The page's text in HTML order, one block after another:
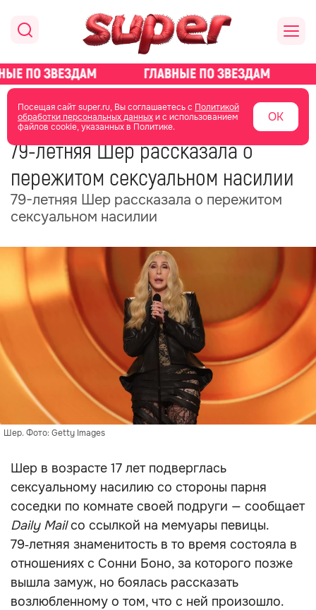
Посещая сайт super.ru, Вы соглашаетесь с Политикой
обработки персональных данныхи с использованием
файлов cookie, указанных в Политике.
ОК
главная новости о звездах новости
10 февраля 20:29
79-летняя Шер рассказала о
пережитом сексуальном насилии
79-летняя Шер рассказала о пережитом
сексуальном насилии
Шер. Фото: Getty Images
Шер в возрасте 17 лет подверглась
сексуальному насилию со стороны парня
соседки по комнате своей подруги — сообщает
Daily Mailсо ссылкой на мемуары певицы.
79‑летняя знаменитость в то время состояла в
отношениях с Сонни Боно, за которого позже
вышла замуж, но боялась рассказать
возлюбленному о том, что с ней произошло.